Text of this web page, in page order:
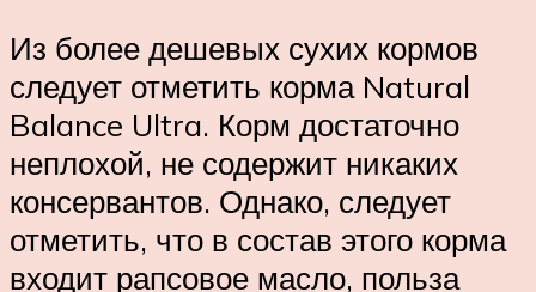
Из более дешевых сухих кормов
следует отметить корма Natural
Balance Ultra. Корм достаточно
неплохой, не содержит никаких
консервантов. Однако, следует
отметить, что в состав этого корма
входит рапсовое масло, польза